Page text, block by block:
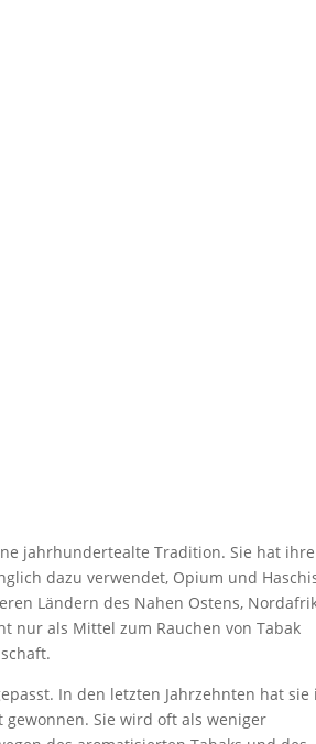
jahrhundertealte Tradition. Sie hat
dazu verwendet, Opium und
Ländern des Nahen Ostens,
nur als Mittel zum Rauchen von Tabak
In den letzten Jahrzehnten hat sie
Sie wird oft als weniger